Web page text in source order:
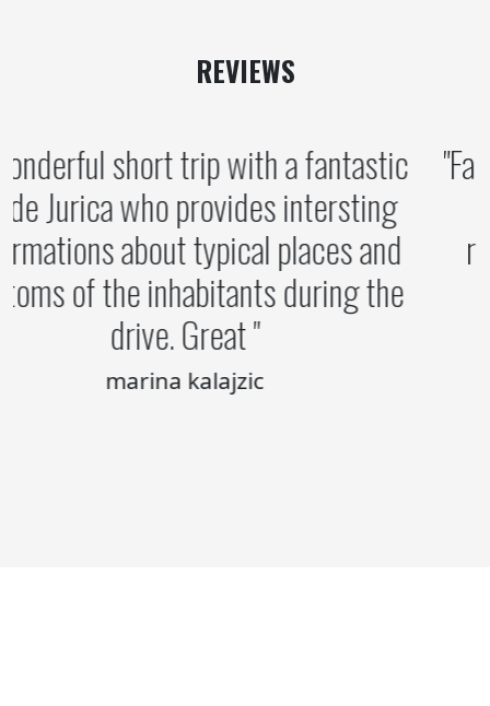
REVIEWS
A wonderful short trip with a fantastic
guide Jurica who provides intersting
informations about typical places and
customs of the inhabitants during the
drive. Great
marina kalajzic